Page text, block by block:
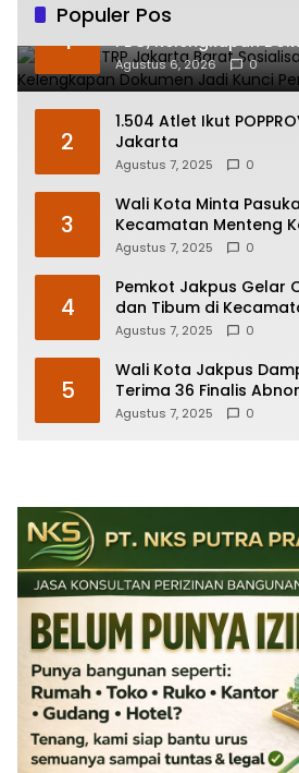
Populer Pos
1
Sudin CKTRP Jakarta
PBG, Kelengkapan
Percepatan Izin
Agustus 6, 2026 0
2
1.504 Atlet Ikut
Jakarta
Agustus 7, 2025 0
3
Wali Kota Minta
Kecamatan Menteng
Responsif
Agustus 7, 2025 0
4
Pemkot Jakpus Gelar
dan Tibum di
Johar Baru
Agustus 7, 2025 0
5
Wali Kota Jakpus
Terima 36 Finalis
Agustus 7, 2025 0